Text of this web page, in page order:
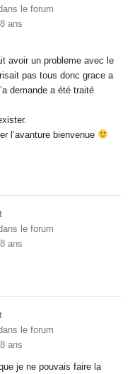
le forum
ans
avoir un probleme avec le
pas tous donc grace a
demande a été traité
l’avanture bienvenue
le forum
ans
le forum
ans
je ne pouvais faire la